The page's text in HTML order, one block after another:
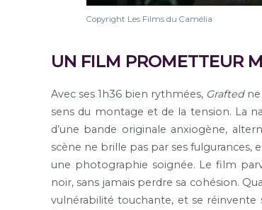
Copyright Les Films du Camélia
UN FILM PROMETTEUR
Avec ses 1h36 bien rythmées, Graftedne
sens du montage et de la tension. La
d’une bande originale anxiogène,
scène ne brille pas par ses
une photographie soignée. Le film
noir, sans jamais perdre sa cohésion.
vulnérabilité touchante, et se réinvente